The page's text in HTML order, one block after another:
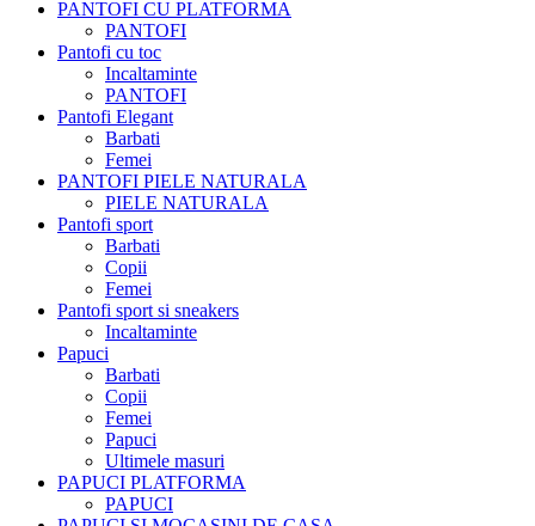
PANTOFI CU PLATFORMA
PANTOFI
Pantofi cu toc
Incaltaminte
PANTOFI
Pantofi Elegant
Barbati
Femei
PANTOFI PIELE NATURALA
PIELE NATURALA
Pantofi sport
Barbati
Copii
Femei
Pantofi sport si sneakers
Incaltaminte
Papuci
Barbati
Copii
Femei
Papuci
Ultimele masuri
PAPUCI PLATFORMA
PAPUCI